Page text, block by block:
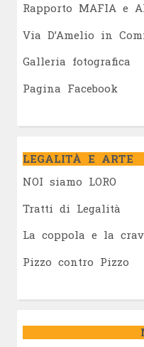
Rapporto MAFIA e
Via D’Amelio in
Galleria fotografica
Pagina Facebook
LEGALITÀ E ARTE
NOI siamo LORO
Tratti di Legalità
La coppola e la
Pizzo contro Pizzo